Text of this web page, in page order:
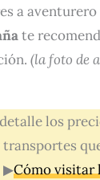
a
te
(la foto de
los
▶Cómo visitar